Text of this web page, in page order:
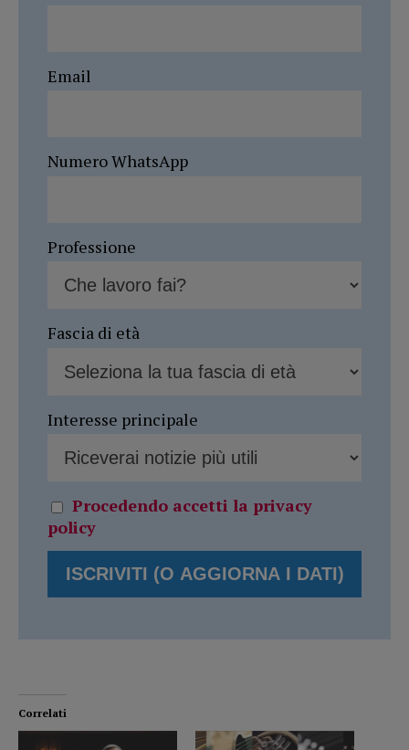
Email
Numero WhatsApp
Professione
Fascia di età
Interesse principale
Procedendo accetti la privacy
policy
Correlati